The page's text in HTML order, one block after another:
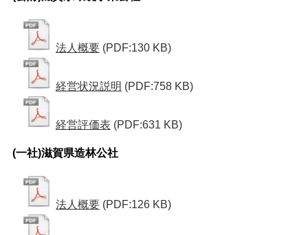
法人概要 (PDF:130 KB)
経営状況説明 (PDF:758 KB)
経営評価表 (PDF:631 KB)
(一社)滋賀県造林公社
法人概要 (PDF:126 KB)